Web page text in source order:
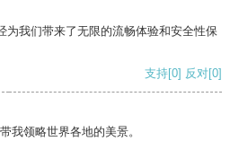
为我们带来了无限的流畅体验和安全性保
支持[0] 反对[0]
我领略世界各地的美景。